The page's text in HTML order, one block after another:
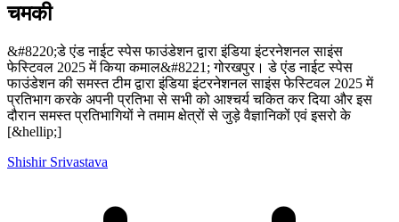
चमकी
&#8220;डे एंड नाईट स्पेस फाउंडेशन द्वारा इंडिया इंटरनेशनल साइंस
फेस्टिवल 2025 में किया कमाल&#8221; गोरखपुर। डे एंड नाईट स्पेस
फाउंडेशन की समस्त टीम द्वारा इंडिया इंटरनेशनल साइंस फेस्टिवल 2025 में
प्रतिभाग करके अपनी प्रतिभा से सभी को आश्चर्य चकित कर दिया और इस
दौरान समस्त प्रतिभागियों ने तमाम क्षेत्रों से जुड़े वैज्ञानिकों एवं इसरो के
[&hellip;]
Shishir Srivastava